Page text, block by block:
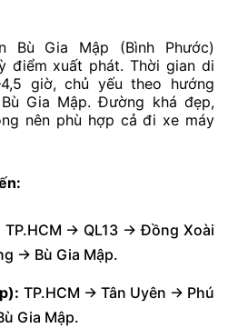
Bù Gia Mập (Bình Phước)
điểm xuất phát. Thời gian di
giờ, chủ yếu theo hướng
Gia Mập. Đường khá đẹp,
nên phù hợp cả đi xe máy
TP.HCM → QL13 → Đồng Xoài
→ Bù Gia Mập.
TP.HCM → Tân Uyên → Phú
Gia Mập.